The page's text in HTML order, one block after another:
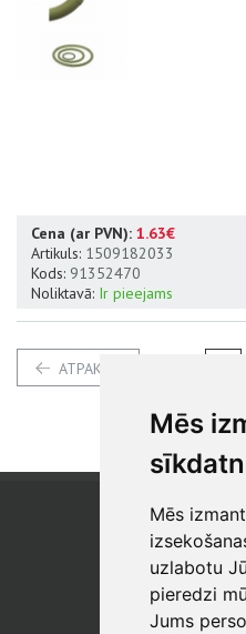
Mēs
Mēs
uzlabotu
pieredzi
Jums
Cena (ar PVN): 1.63€
Artikuls: 1509182033
Kods: 91352470
Noliktavā: Ir pieejams
ATPAKAĻ
Reģistrācijas
PVN reģ.
Tālrunis: